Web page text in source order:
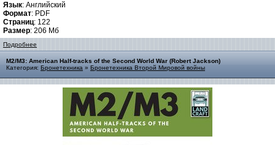
Язык: Английский
Формат: PDF
Страниц: 122
Размер: 206 Мб
Подробнее
M2/M3: American Half-tracks of the Second World War (Robert Jackson)
Категория: Бронетехника » Бронетехника Второй Мировой войны